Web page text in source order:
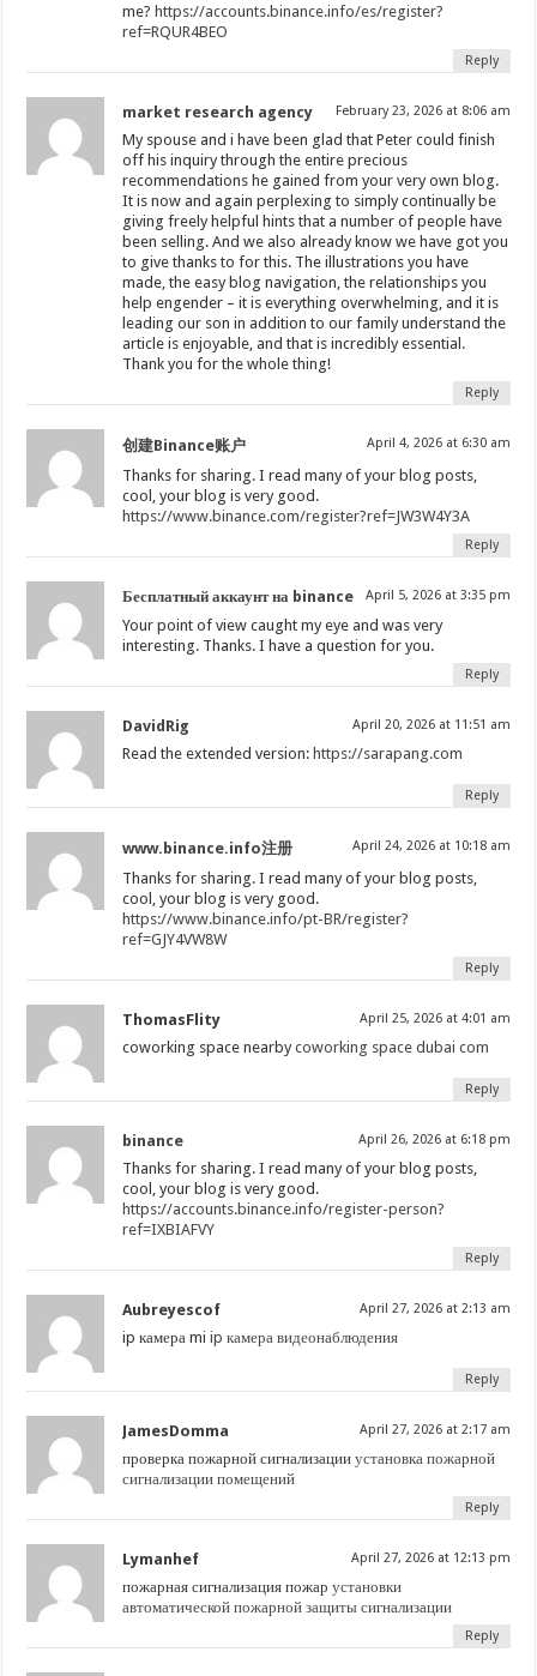
me? https://accounts.binance.info/es/register?
ref=RQUR4BEO
Reply
market research agency February 23, 2026 at 8:06 am
My spouse and i have been glad that Peter could finish
off his inquiry through the entire precious
recommendations he gained from your very own blog.
It is now and again perplexing to simply continually be
giving freely helpful hints that a number of people have
been selling. And we also already know we have got you
to give thanks to for this. The illustrations you have
made, the easy blog navigation, the relationships you
help engender – it is everything overwhelming, and it is
leading our son in addition to our family understand the
article is enjoyable, and that is incredibly essential.
Thank you for the whole thing!
Reply
创建Binance账户 April 4, 2026 at 6:30 am
Thanks for sharing. I read many of your blog posts,
cool, your blog is very good.
https://www.binance.com/register?ref=JW3W4Y3A
Reply
Бесплатный аккаунт на binance April 5, 2026 at 3:35 pm
Your point of view caught my eye and was very
interesting. Thanks. I have a question for you.
Reply
DavidRig April 20, 2026 at 11:51 am
Read the extended version: https://sarapang.com
Reply
www.binance.info注册 April 24, 2026 at 10:18 am
Thanks for sharing. I read many of your blog posts,
cool, your blog is very good.
https://www.binance.info/pt-BR/register?
ref=GJY4VW8W
Reply
ThomasFlity April 25, 2026 at 4:01 am
coworking space nearbycoworking space dubai com
Reply
binance April 26, 2026 at 6:18 pm
Thanks for sharing. I read many of your blog posts,
cool, your blog is very good.
https://accounts.binance.info/register-person?
ref=IXBIAFVY
Reply
Aubreyescof April 27, 2026 at 2:13 am
ip камера miip камера видеонаблюдения
Reply
JamesDomma April 27, 2026 at 2:17 am
проверка пожарной сигнализацииустановка пожарной
сигнализации помещений
Reply
Lymanhef April 27, 2026 at 12:13 pm
пожарная сигнализация пожарустановки
автоматической пожарной защиты сигнализации
Reply